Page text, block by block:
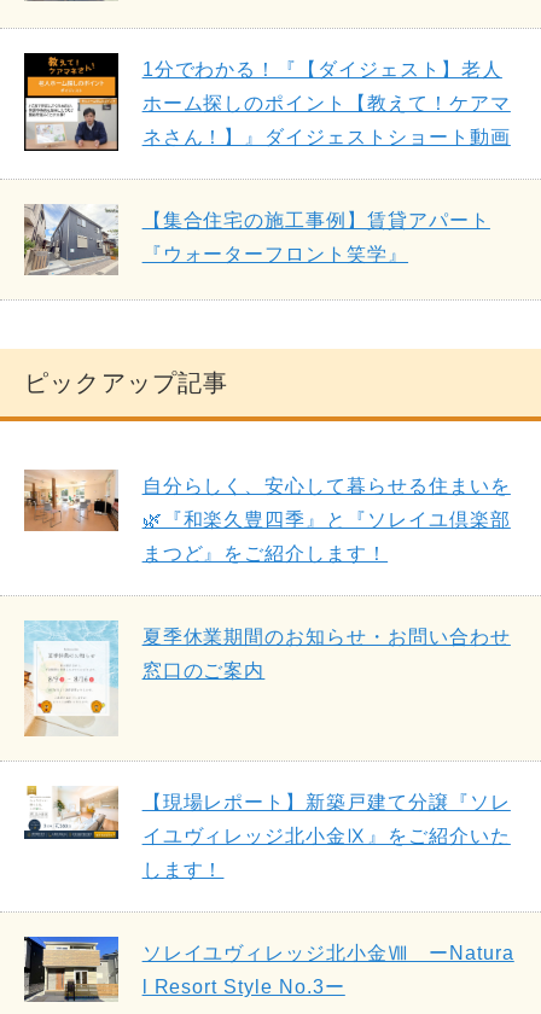
1分でわかる！『【ダイジェスト】老人
ホーム探しのポイント【教えて！ケアマ
ネさん！】』ダイジェストショート動画
【集合住宅の施工事例】賃貸アパート
『ウォーターフロント笑学』
ピックアップ記事
自分らしく、安心して暮らせる住まいを
🌿『和楽久豊四季』と『ソレイユ倶楽部
まつど』をご紹介します！
夏季休業期間のお知らせ・お問い合わせ
窓口のご案内
【現場レポート】新築戸建て分譲『ソレ
イユヴィレッジ北小金Ⅸ』をご紹介いた
します！
ソレイユヴィレッジ北小金Ⅷ ーNatura
l Resort Style No.3ー